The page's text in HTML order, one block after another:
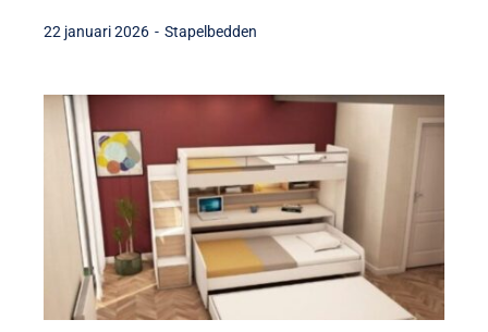
22 januari 2026 - Stapelbedden